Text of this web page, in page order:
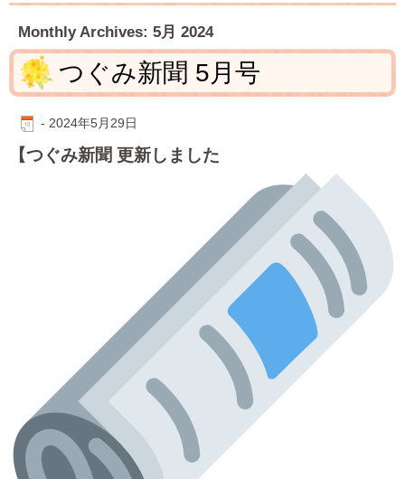
Monthly Archives: 5月 2024
つぐみ新聞 5月号
- 2024年5月29日
【つぐみ新聞 更新しました